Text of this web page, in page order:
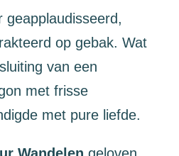
geapplaudisseerd,
op gebak. Wat
van een
met frisse
met pure liefde.